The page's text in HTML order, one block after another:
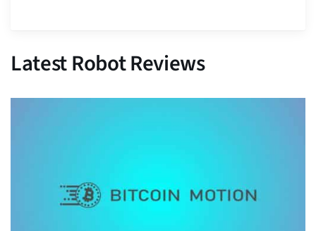
Latest Robot Reviews